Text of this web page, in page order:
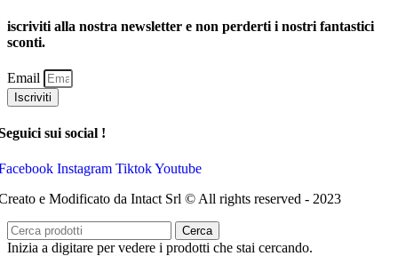
iscriviti alla nostra newsletter e non perderti i nostri fantastici
sconti.
Email
Iscriviti
sui social !
Instagram TiktokYoutube
e Modificato da Intact Srl © All rights reserved - 2023
Cerca
Inizia a digitare per vedere i prodotti che stai cercando.